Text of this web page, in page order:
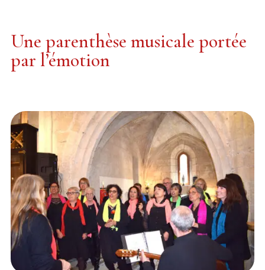
Une parenthèse musicale portée
par l’émotion